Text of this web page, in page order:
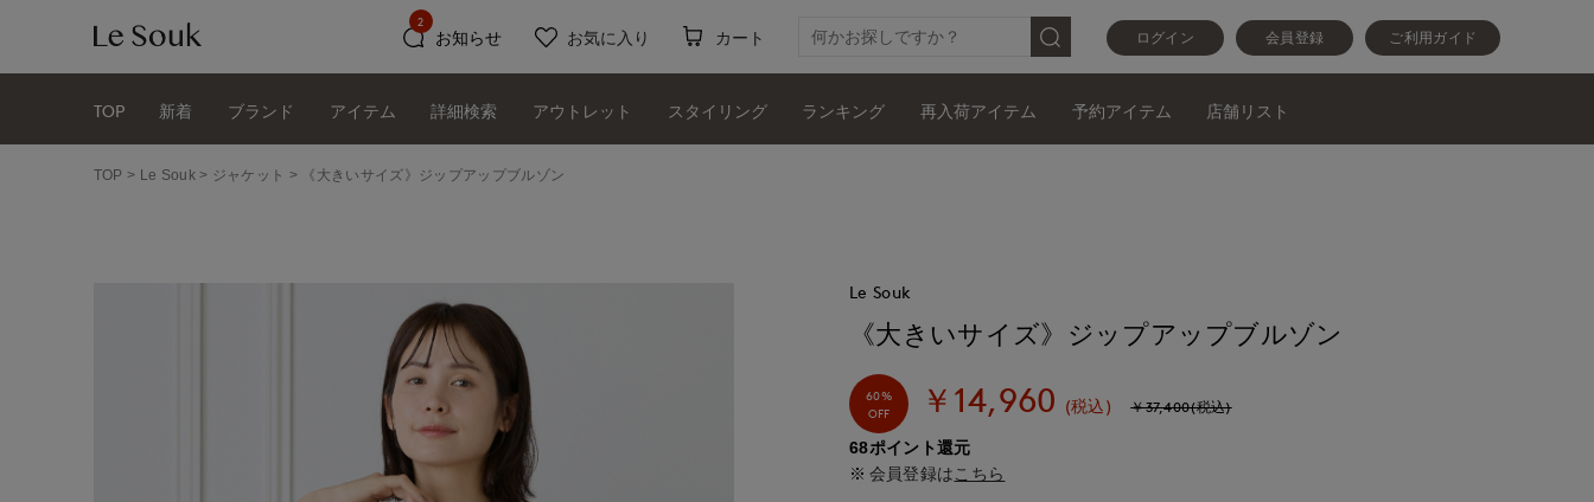
ログイン 会員登録 ご利用ガイド
お知らせ
2
お気に入り カート
TOP 新着 ブランド アイテム 詳細検索 アウトレット スタイリング ランキング 再入荷アイテム 予約アイテム 店舗リスト
TOP Le Souk ジャケット 《大きいサイズ》ジップアップブルゾン
Le Souk
《大きいサイズ》ジップアップブルゾン
60%
OFF
￥14,960 (税込) ￥37,400(税込)
68ポイント還元
会員登録は こちら